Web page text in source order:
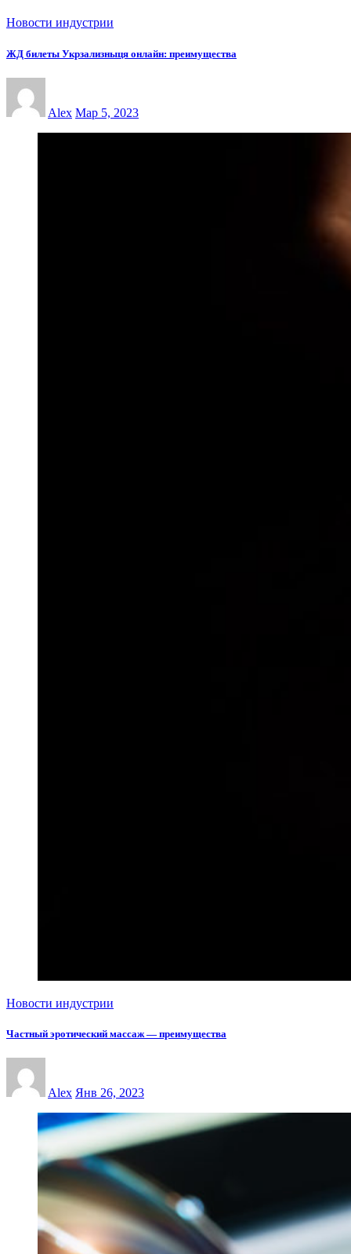
Новости индустрии
ЖД билеты Укрзализныця онлайн: преимущества
Alex Мар 5, 2023
Новости индустрии
Частный эротический массаж — преимущества
Alex Янв 26, 2023